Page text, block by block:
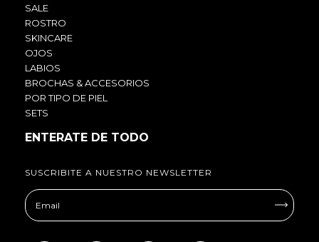
SALE
ROSTRO
SKINCARE
OJOS
LABIOS
BROCHAS & ACCESORIOS
POR TIPO DE PIEL
SETS
ENTERATE DE TODO
SUSCRIBITE A NUESTRO NEWSLETTER